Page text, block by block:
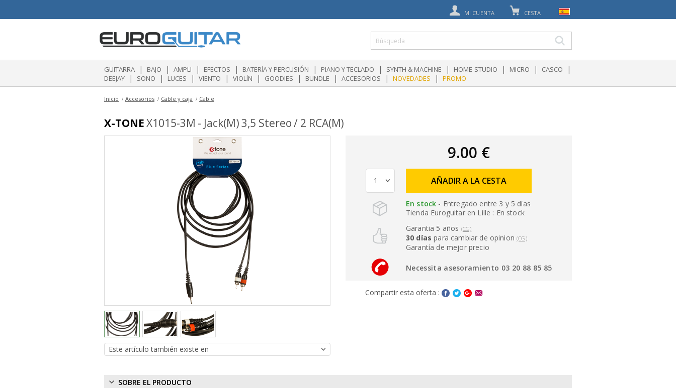
MI CUENTA CESTA
GUITARRA | BAJO | AMPLI | EFECTOS | BATERÍA Y PERCUSIÓN | PIANO Y TECLADO | SYNTH & MACHINE | HOME-STUDIO | MICRO | CASCO |
DEEJAY | SONO | LUCES | VIENTO | VIOLÍN | GOODIES | BUNDLE | ACCESORIOS | NOVEDADES | PROMO
Inicio Accesorios Cable y caja Cable
X-TONEX1015-3M - Jack(M) 3,5 Stereo / 2 RCA(M)
9.00 €
AÑADIR A LA CESTA
En stock - Entregado entre 3 y 5 días
Tienda Euroguitar en Lille : En stock
Garantia 5 años (CG)
30 días para cambiar de opinion(CG)
Garantía de mejor precio
Necessita asesoramiento 03 20 88 85 85
Compartir esta oferta :
SOBRE EL PRODUCTO